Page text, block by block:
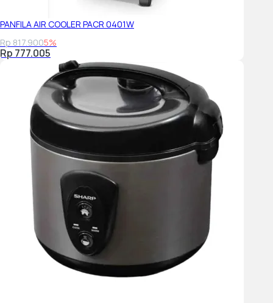
PANFILA AIR COOLER PACR 0401W
Rp 817.9005%
Rp 777.005